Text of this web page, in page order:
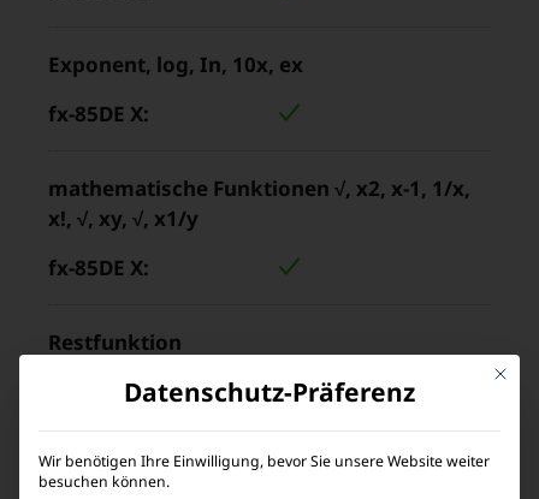
Exponent, log, In, 10x, ex
mathematische Funktionen √, x2, x-1, 1/x,
x!, √, xy, √, x1/y
Restfunktion
Zufallszahlengenerator
Mit
Datenschutz-Präferenz
Wir benötigen Ihre Einwilligung, bevor Sie unsere Website weiter
besuchen können.